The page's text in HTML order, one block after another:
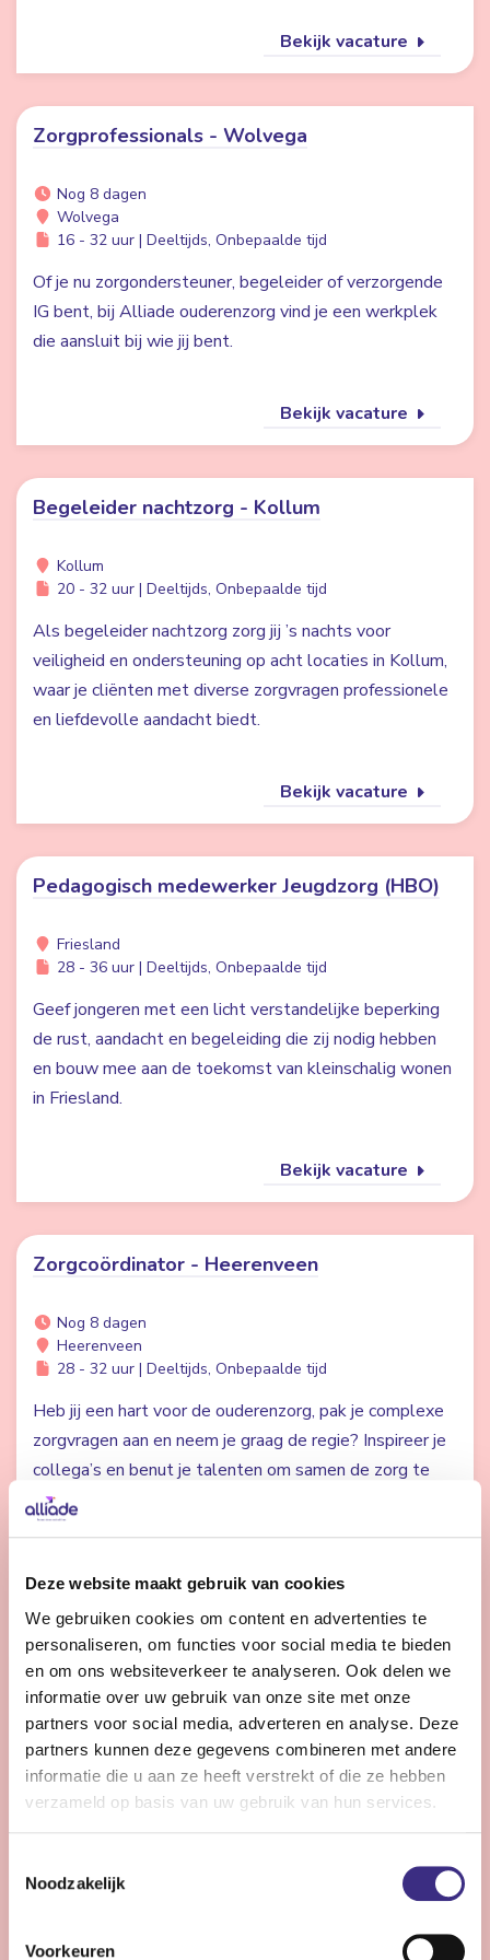
Deze website maakt gebruik van cookies
We gebruiken cookies om content en advertenties te
personaliseren, om functies voor social media te bieden
en om ons websiteverkeer te analyseren. Ook delen we
informatie over uw gebruik van onze site met onze
partners voor social media, adverteren en analyse. Deze
partners kunnen deze gegevens combineren met andere
informatie die u aan ze heeft verstrekt of die ze hebben
verzameld op basis van uw gebruik van hun services.
Noodzakelijk
Voorkeuren
Bekijk vacature
Zorgprofessionals - Wolvega
Nog 8 dagen
Wolvega
16 - 32 uur | Deeltijds, Onbepaalde tijd
Of je nu zorgondersteuner, begeleider of verzorgende
IG bent, bij Alliade ouderenzorg vind je een werkplek
die aansluit bij wie jij bent.
Bekijk vacature
Begeleider nachtzorg - Kollum
Kollum
20 - 32 uur | Deeltijds, Onbepaalde tijd
Als begeleider nachtzorg zorg jij ’s nachts voor
veiligheid en ondersteuning op acht locaties in Kollum,
waar je cliënten met diverse zorgvragen professionele
en liefdevolle aandacht biedt.
Bekijk vacature
Pedagogisch medewerker Jeugdzorg (HBO)
Friesland
28 - 36 uur | Deeltijds, Onbepaalde tijd
Geef jongeren met een licht verstandelijke beperking
de rust, aandacht en begeleiding die zij nodig hebben
en bouw mee aan de toekomst van kleinschalig wonen
in Friesland.
Bekijk vacature
Zorgcoördinator - Heerenveen
Nog 8 dagen
Heerenveen
28 - 32 uur | Deeltijds, Onbepaalde tijd
Heb jij een hart voor de ouderenzorg, pak je complexe
zorgvragen aan en neem je graag de regie? Inspireer je
collega’s en benut je talenten om samen de zorg te
verbeteren? Dan zoeken we jou.
Bekijk vacature
Controller Vastgoed en ICT
Heerenveen
32 - 36 uur | Voltijds, Onbepaalde tijd
Ben jij de financial met expertise in vastgoed en ICT
die bijdraagt aan de meerjarige toekomstige
control zijn?
Bekijk vacature